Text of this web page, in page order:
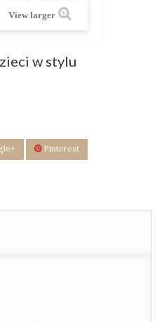
View larger
w stylu
Pinterest